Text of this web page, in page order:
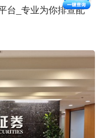
台_专业为你排查配